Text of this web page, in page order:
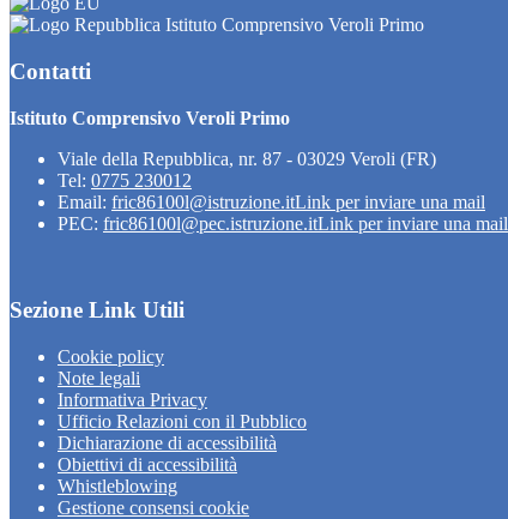
Istituto Comprensivo Veroli Primo
Contatti
Istituto Comprensivo Veroli Primo
Viale della Repubblica, nr. 87 - 03029 Veroli (FR)
Tel: 0775 230012
Email: fric86100l@istruzione.itLink per inviare una mail
PEC: fric86100l@pec.istruzione.itLink per inviare una mail
Sezione Link Utili
Cookie policy
Note legali
Informativa Privacy
Ufficio Relazioni con il Pubblico
Dichiarazione di accessibilità
Obiettivi di accessibilità
Whistleblowing
Gestione consensi cookie